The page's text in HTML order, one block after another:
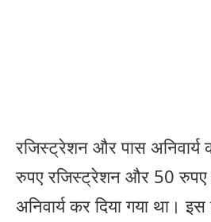
रजिस्ट्रेशन और पास अनिवार्य
रुपए रजिस्ट्रेशन और 50 रुपए
अनिवार्य कर दिया गया था।